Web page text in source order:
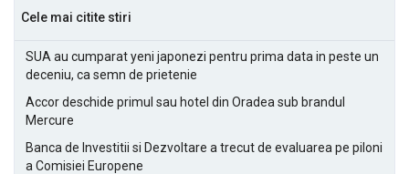
Cele mai citite stiri
SUA au cumparat yeni japonezi pentru prima data in peste un
deceniu, ca semn de prietenie
Accor deschide primul sau hotel din Oradea sub brandul
Mercure
Banca de Investitii si Dezvoltare a trecut de evaluarea pe piloni
a Comisiei Europene